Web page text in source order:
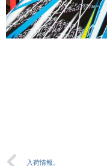
入荷情報。